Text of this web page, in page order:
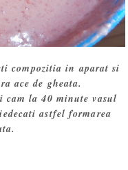
compozitia in aparat si
ace de gheata.
cam la 40 minute vasul
astfel formarea